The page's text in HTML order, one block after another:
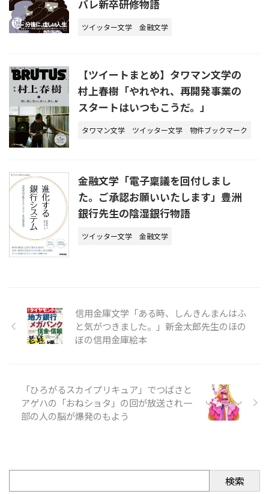
バレ新卒研修物語
ツイッター文学 金融文学
【ツイートまとめ】タワマン文学の
村上春樹「やれやれ、再開発事業の
スタートはいつもこうだ。」
タワマン文学 ツイッター文学 物件ブックマーク
金融文学「電子稟議を回付しまし
た。ご承認お願いいたします」豊洲
銀行先生の陰湿銀行物語
ツイッター文学 金融文学
信用金庫文学「ある時、しんきんまんはふ
と気がつきました。」新金太郎先生のほの
ぼの信用金庫絵本
「ひろがるスカイプリキュア」でつばさと
アゲハの「おねショタ」の回が放送され一
部の人の脳が爆発のもよう
検索